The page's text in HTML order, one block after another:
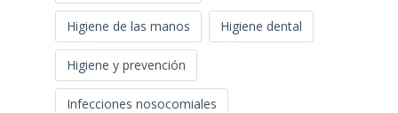
Higiene de las manos Higiene dental
Higiene y prevención
Infecciones nosocomiales